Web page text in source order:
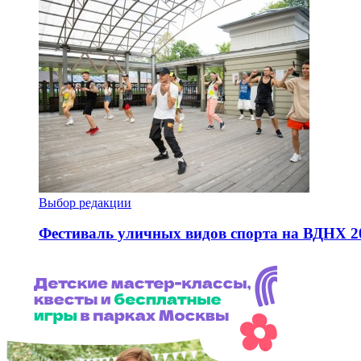
Выбор редакции
Фестиваль уличных видов спорта на ВДНХ